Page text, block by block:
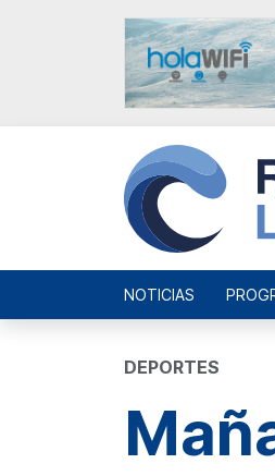
NOTICIAS
DEPORTES